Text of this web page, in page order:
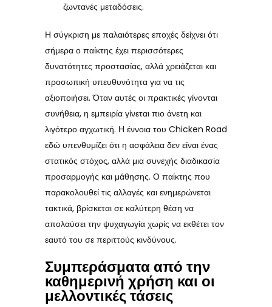
ζωντανές μεταδόσεις.
Η σύγκριση με παλαιότερες εποχές δείχνει ότι
σήμερα ο παίκτης έχει περισσότερες
δυνατότητες προστασίας, αλλά χρειάζεται και
προσωπική υπευθυνότητα για να τις
αξιοποιήσει. Όταν αυτές οι πρακτικές γίνονται
συνήθεια, η εμπειρία γίνεται πιο άνετη και
λιγότερο αγχωτική. Η έννοια του Chicken Road
εδώ υπενθυμίζει ότι η ασφάλεια δεν είναι ένας
στατικός στόχος, αλλά μια συνεχής διαδικασία
προσαρμογής και μάθησης. Ο παίκτης που
παρακολουθεί τις αλλαγές και ενημερώνεται
τακτικά, βρίσκεται σε καλύτερη θέση να
απολαύσει την ψυχαγωγία χωρίς να εκθέτει τον
εαυτό του σε περιττούς κινδύνους.
Συμπεράσματα από την
καθημερινή χρήση και οι
μελλοντικές τάσεις